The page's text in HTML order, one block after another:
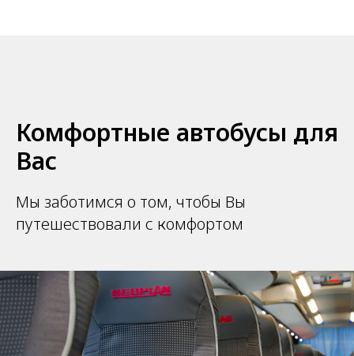
Комфортные автобусы для
Вас
Мы заботимся о том, чтобы Вы
путешествовали с комфортом